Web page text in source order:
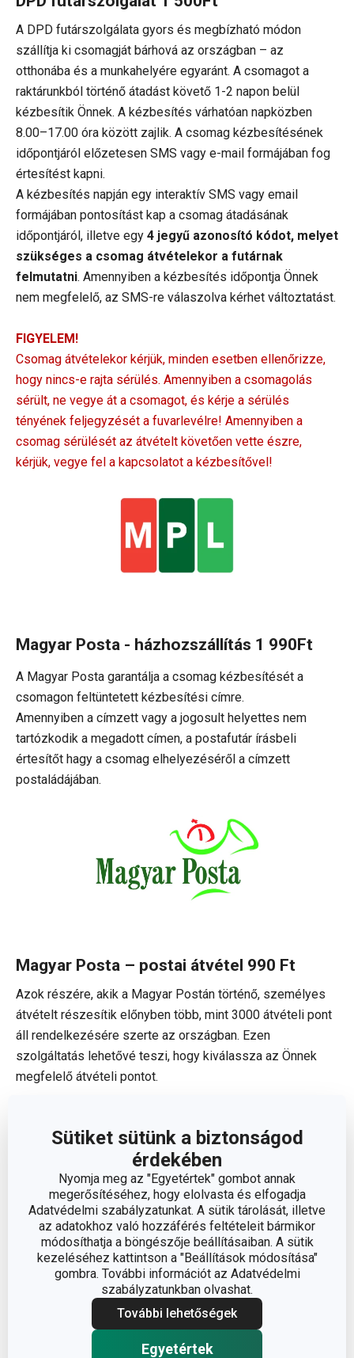
Sütiket sütünk a biztonságod
érdekében
Nyomja meg az "Egyetértek" gombot annak
megerősítéséhez, hogy elolvasta és elfogadja
Adatvédelmi szabályzatunkat. A sütik tárolását, illetve
az adatokhoz való hozzáférés feltételeit bármikor
módosíthatja a böngészője beállításaiban. A sütik
kezeléséhez kattintson a "Beállítások módosítása"
gombra. További információt az Adatvédelmi
szabályzatunkban olvashat.
További lehetőségek
Egyetértek
A DPD futárszolgálata gyors és megbízható módon
szállítja ki csomagját bárhová az országban – az
otthonába és a munkahelyére egyaránt. A csomagot a
raktárunkból történő átadást követő 1-2 napon belül
kézbesítik Önnek. A kézbesítés várhatóan napközben
8.00–17.00 óra között zajlik. A csomag kézbesítésének
időpontjáról előzetesen SMS vagy e-mail formájában fog
értesítést kapni.
A kézbesítés napján egy interaktív SMS vagy email
formájában pontosítást kap a csomag átadásának
időpontjáról, illetve egy 4 jegyű azonosító kódot, melyet
szükséges a csomag átvételekor a futárnak
felmutatni. Amennyiben a kézbesítés időpontja Önnek
nem megfelelő, az SMS-re válaszolva kérhet változtatást.
FIGYELEM!
Csomag átvételekor kérjük, minden esetben ellenőrizze,
hogy nincs-e rajta sérülés. Amennyiben a csomagolás
sérült, ne vegye át a csomagot, és kérje a sérülés
tényének feljegyzését a fuvarlevélre! Amennyiben a
csomag sérülését az átvételt követően vette észre,
kérjük, vegye fel a kapcsolatot a kézbesítővel!
Magyar Posta - házhozszállítás 1 990Ft
A Magyar Posta garantálja a csomag kézbesítését a
csomagon feltüntetett kézbesítési címre.
Amennyiben a címzett vagy a jogosult helyettes nem
tartózkodik a megadott címen, a postafutár írásbeli
értesítőt hagy a csomag elhelyezéséről a címzett
postaládájában.
Magyar Posta – postai átvétel 990 Ft
Azok részére, akik a Magyar Postán történő, személyes
átvételt részesítik előnyben több, mint 3000 átvételi pont
áll rendelkezésére szerte az országban. Ezen
szolgáltatás lehetővé teszi, hogy kiválassza az Önnek
megfelelő átvételi pontot.
kiválasztott postafiókot. A postafiókra történő
csomagküldés feltétele a címzett telefonszámának vagy
email címének feltüntetése.
A címzett vagy a jogosult helyettes a csomagot a
postafiók nyitvatartási ideje alatt jogosult átvenni. A
címzett a csomagot annak küldeményazonosító száma,
illetve személyazonosság igazolására alkalmas okmány
felmutatása ellenében veheti át.